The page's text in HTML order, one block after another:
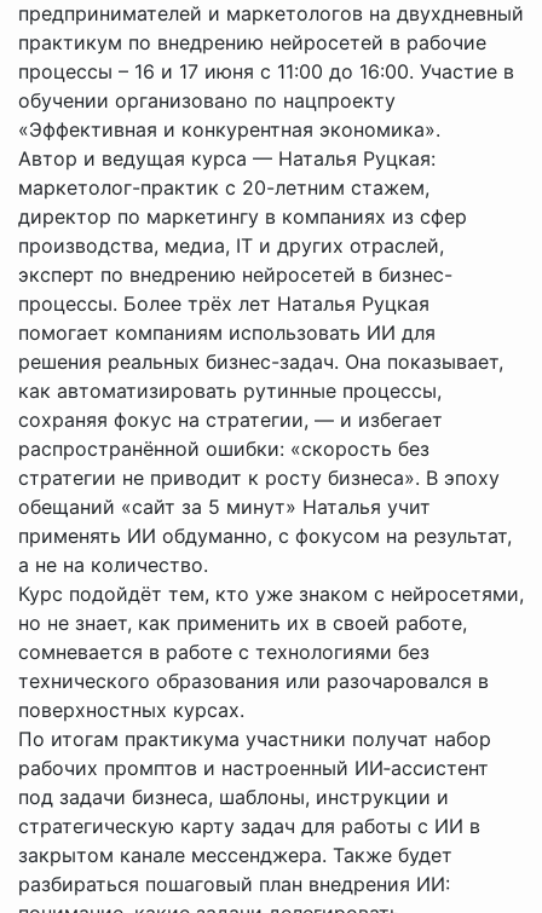
предпринимателей и маркетологов на двухдневный
практикум по внедрению нейросетей в рабочие
процессы – 16 и 17 июня с 11:00 до 16:00. Участие в
обучении организовано по нацпроекту
«Эффективная и конкурентная экономика».
Автор и ведущая курса — Наталья Руцкая:
маркетолог-практик с 20-летним стажем,
директор по маркетингу в компаниях из сфер
производства, медиа, IT и других отраслей,
эксперт по внедрению нейросетей в бизнес-
процессы. Более трёх лет Наталья Руцкая
помогает компаниям использовать ИИ для
решения реальных бизнес-задач. Она показывает,
как автоматизировать рутинные процессы,
сохраняя фокус на стратегии, — и избегает
распространённой ошибки: «скорость без
стратегии не приводит к росту бизнеса». В эпоху
обещаний «сайт за 5 минут» Наталья учит
применять ИИ обдуманно, с фокусом на результат,
а не на количество.
Курс подойдёт тем, кто уже знаком с нейросетями,
но не знает, как применить их в своей работе,
сомневается в работе с технологиями без
технического образования или разочаровался в
поверхностных курсах.
По итогам практикума участники получат набор
рабочих промптов и настроенный ИИ‑ассистент
под задачи бизнеса, шаблоны, инструкции и
стратегическую карту задач для работы с ИИ в
закрытом канале мессенджера. Также будет
разбираться пошаговый план внедрения ИИ: